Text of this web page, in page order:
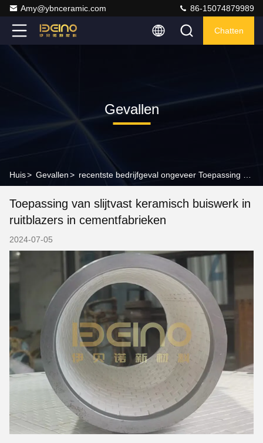
Amy@ybnceramic.com 86-15074879989
Chatten
Gevallen
Huis> Gevallen>
Toepassing van slijtvast keramisch buiswerk in
ruitblazers in cementfabrieken
2024-07-05